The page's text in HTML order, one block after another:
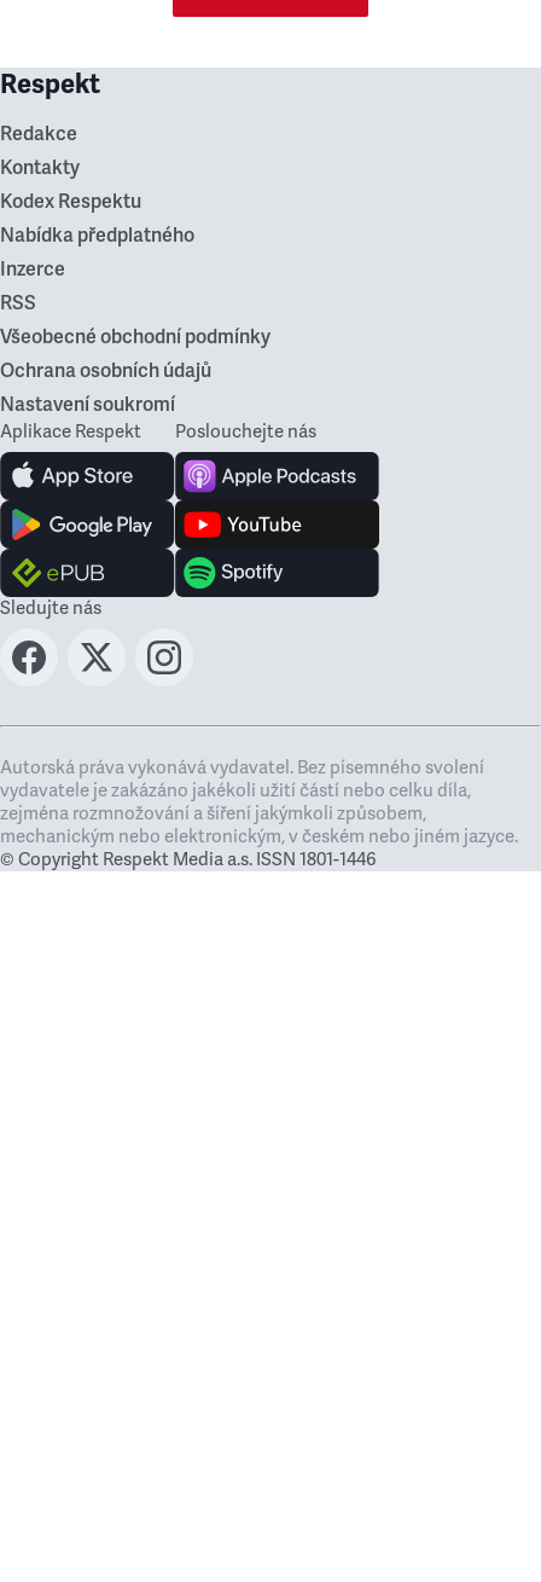
Respekt
Redakce
Kontakty
Kodex Respektu
Nabídka předplatného
Inzerce
RSS
Všeobecné obchodní podmínky
Ochrana osobních údajů
Nastavení soukromí
Aplikace Respekt Poslouchejte nás
Sledujte nás
Autorská práva vykonává vydavatel. Bez písemného svolení
vydavatele je zakázáno jakékoli užití částí nebo celku díla,
zejména rozmnožování a šíření jakýmkoli způsobem,
mechanickým nebo elektronickým, v českém nebo jiném jazyce.
© Copyright Respekt Media a.s. ISSN 1801-1446